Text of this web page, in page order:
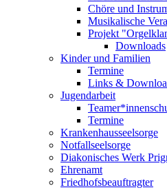
Chöre und
Musikalische
Projekt
Downloads
Kinder und Familien
Termine
Links &
Jugendarbeit
Termine
Krankenhausseelsorge
Notfallseelsorge
Diakonisches Werk
Ehrenamt
Friedhofsbeauftragter